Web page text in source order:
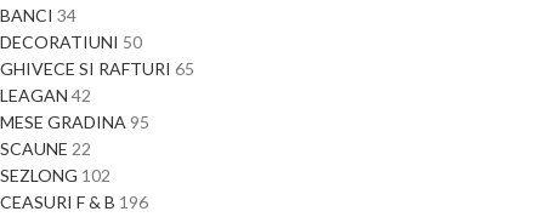
BANCI 34
DECORATIUNI 50
GHIVECE SI RAFTURI 65
LEAGAN 42
MESE GRADINA 95
SCAUNE 22
SEZLONG 102
CEASURI F & B 196